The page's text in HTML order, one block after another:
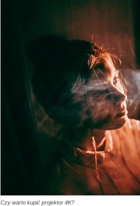
Czy warto kupić projektor 4K?